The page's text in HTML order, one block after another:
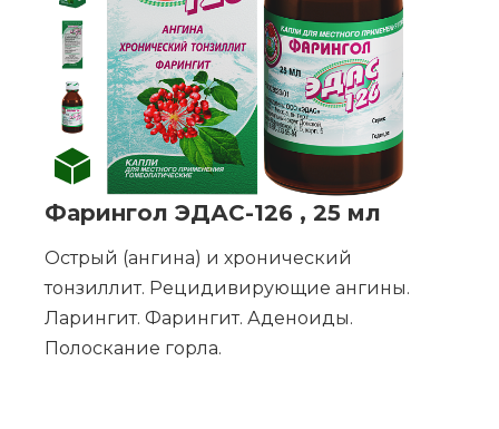
Фарингол ЭДАС-126 , 25 мл
Острый (ангина) и хронический
тонзиллит. Рецидивирующие ангины.
Ларингит. Фарингит. Аденоиды.
Полоскание горла.